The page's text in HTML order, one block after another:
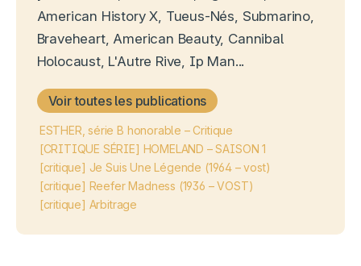
American History X, Tueus-Nés, Submarino,
Braveheart, American Beauty, Cannibal
Holocaust, L'Autre Rive, Ip Man...
Voir toutes les publications
ESTHER, série B honorable – Critique
[CRITIQUE SÉRIE] HOMELAND – SAISON 1
[critique] Je Suis Une Légende (1964 – vost)
[critique] Reefer Madness (1936 – VOST)
[critique] Arbitrage